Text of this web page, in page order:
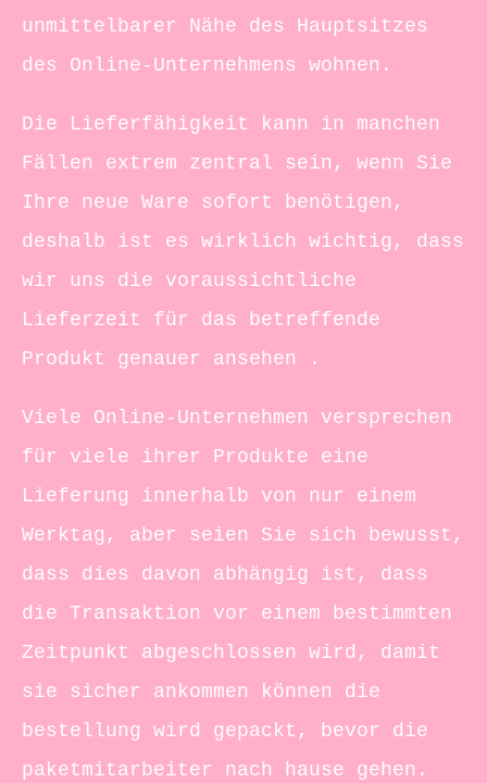
unmittelbarer Nähe des Hauptsitzes
des Online-Unternehmens wohnen.
Die Lieferfähigkeit kann in manchen
Fällen extrem zentral sein, wenn Sie
Ihre neue Ware sofort benötigen,
deshalb ist es wirklich wichtig, dass
wir uns die voraussichtliche
Lieferzeit für das betreffende
Produkt genauer ansehen .
Viele Online-Unternehmen versprechen
für viele ihrer Produkte eine
Lieferung innerhalb von nur einem
Werktag, aber seien Sie sich bewusst,
dass dies davon abhängig ist, dass
die Transaktion vor einem bestimmten
Zeitpunkt abgeschlossen wird, damit
sie sicher ankommen können die
bestellung wird gepackt, bevor die
paketmitarbeiter nach hause gehen.